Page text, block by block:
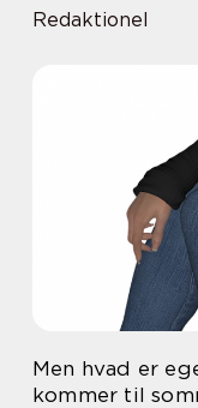
Redaktionel
Men hvad er
kommer til